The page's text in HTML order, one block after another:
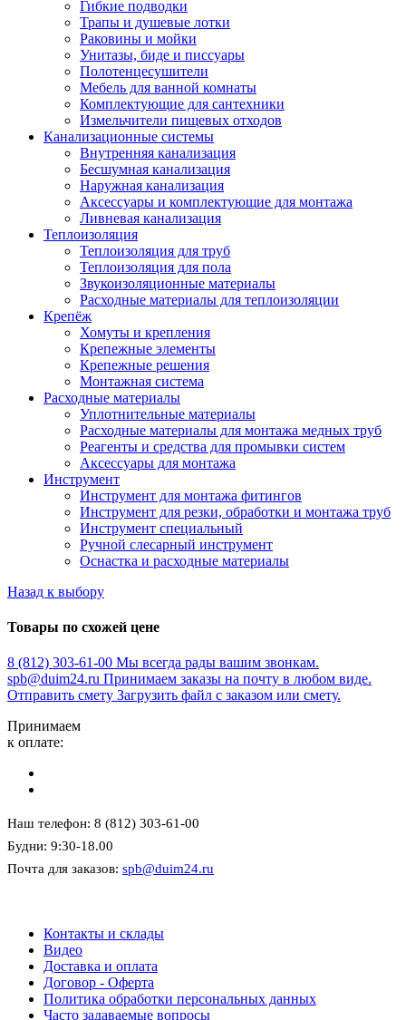
Гибкие подводки
Трапы и душевые лотки
Раковины и мойки
Унитазы, биде и писсуары
Полотенцесушители
Мебель для ванной комнаты
Комплектующие для сантехники
Измельчители пищевых отходов
Канализационные системы
Внутренняя канализация
Бесшумная канализация
Наружная канализация
Аксессуары и комплектующие для монтажа
Ливневая канализация
Теплоизоляция
Теплоизоляция для труб
Теплоизоляция для пола
Звукоизоляционные материалы
Расходные материалы для теплоизоляции
Крепёж
Хомуты и крепления
Крепежные элементы
Крепежные решения
Монтажная система
Расходные материалы
Уплотнительные материалы
Расходные материалы для монтажа медных труб
Реагенты и средства для промывки систем
Аксессуары для монтажа
Инструмент
Инструмент для монтажа фитингов
Инструмент для резки, обработки и монтажа труб
Инструмент специальный
Ручной слесарный инструмент
Оснастка и расходные материалы
Назад к выбору
Товары по схожей цене
8 (812) 303-61-00 Мы всегда рады вашим звонкам.
spb@duim24.ru Принимаем заказы на почту в любом виде.
Отправить смету Загрузить файл с заказом или смету.
Принимаем
к оплате:
Наш телефон: 8 (812) 303-61-00
Будни: 9:30-18.00
Почта для заказов: spb@duim24.ru
Контакты и склады
Видео
Доставка и оплата
Договор - Оферта
Политика обработки персональных данных
Часто задаваемые вопросы